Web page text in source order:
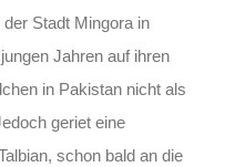
Stadt Mingora in
Jahren auf ihren
in Pakistan nicht als
geriet eine
schon bald an die